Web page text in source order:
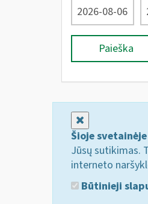
Paieška
Šioje
Jūsų sutikimas.
interneto
Būtinieji